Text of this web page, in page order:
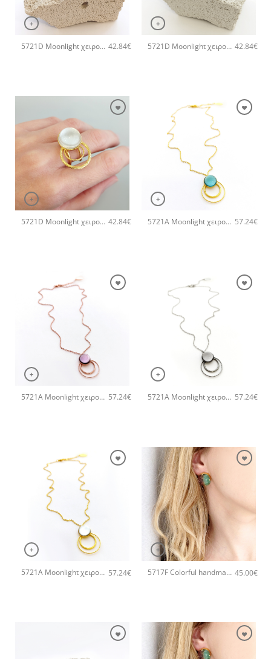
+
5721D Moonlight χειροποίητο δαχτυλιδι Catherine bijoux Μωβ 42.84€
+
5721D Moonlight χειροποίητο δαχτυλιδι Catherine bijoux Γκρι 42.84€
+
5721D Moonlight χειροποίητο δαχτυλιδι Catherine bijoux Άσπρο 42.84€
+
5721A Moonlight χειροποίητο κολιέ Catherine bijoux Τυρκουάζ 57.24€
+
5721A Moonlight χειροποίητο κολιέ Catherine bijoux Μωβ 57.24€
+
5721A Moonlight χειροποίητο κολιέ Catherine bijoux Γκρι 57.24€
+
5721A Moonlight χειροποίητο κολιέ Catherine bijoux Άσπρο 57.24€
+
5717F Colorful handmade crystal small χειροποίητα σκουλαρίκια Catherine bijoux Πράσινο 45.00€